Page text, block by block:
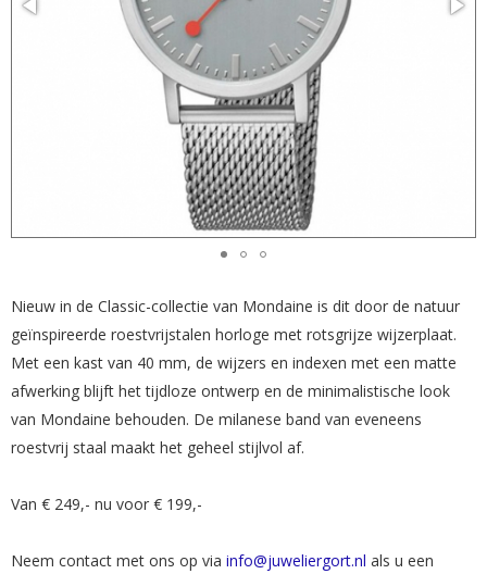
Nieuw in de Classic-collectie van Mondaine is dit door de natuur
geïnspireerde roestvrijstalen horloge met rotsgrijze wijzerplaat.
Met een kast van 40 mm, de wijzers en indexen met een matte
afwerking blijft het tijdloze ontwerp en de minimalistische look
van Mondaine behouden. De milanese band van eveneens
roestvrij staal maakt het geheel stijlvol af.
Van € 249,- nu voor € 199,-
Neem contact met ons op via info@juweliergort.nl als u een